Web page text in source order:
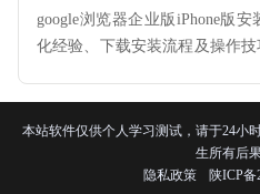
google浏览器企业版iPhone版
化经验、下载安装流程及操作技
本站软件仅供个人学习测试，请于24小
生所有后
隐私政策
陕ICP备